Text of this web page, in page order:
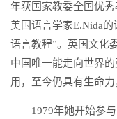
年获国家教委全国优秀
美国语言学家E.Nida
语言教程”。英国文化
中国唯一能走向世界
用，至今仍具有生命力
1979年她开始参